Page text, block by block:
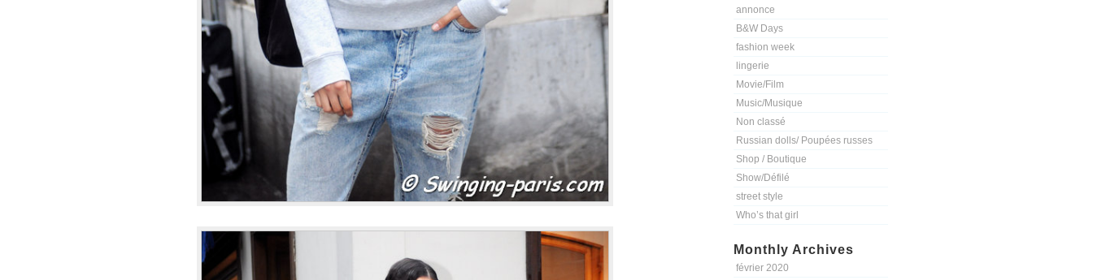
annonce
B&W Days
fashion week
lingerie
Movie/Film
Music/Musique
Non classé
Russian dolls/ Poupées russes
Shop / Boutique
Show/Défilé
street style
Who’s that girl
Monthly Archives
février 2020